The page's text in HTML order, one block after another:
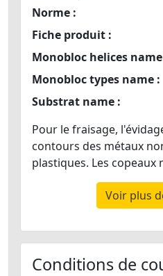
Norme :
Fiche produit :
Monobloc helices
Monobloc types name :
Substrat name :
Pour le fraisage,
contours des métaux
plastiques. Les copeaux
Voir plus
Conditions de